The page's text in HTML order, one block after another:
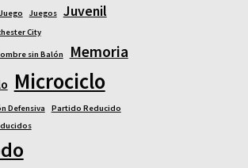
Juego Juegos Juvenil
City
sin Balón Memoria
Microciclo
Defensiva
Partido Reducido